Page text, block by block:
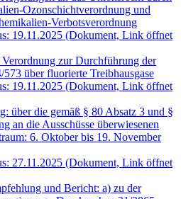
Ozonschichtverordnung und
Verbotsverordnung
19.11.2025 (Dokument, Link öffnet
zur Durchführung der
über fluorierte Treibhausgase
19.11.2025 (Dokument, Link öffnet
über die gemäß § 80 Absatz 3 und §
an die Ausschüsse überwiesenen
6. Oktober bis 19. November
27.11.2025 (Dokument, Link öffnet
und Bericht: a) zu der